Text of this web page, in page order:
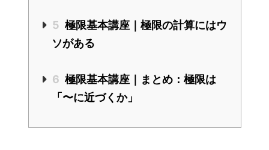
5 極限基本講座｜極限の計算にはウ
ソがある
6 極限基本講座｜まとめ：極限は
「〜に近づくか」